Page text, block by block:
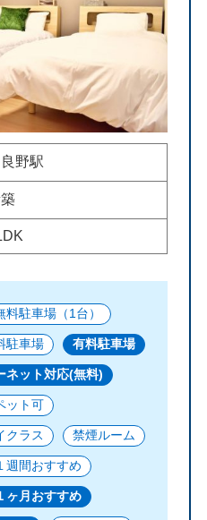
野駅
料駐車場（1台）
駐車場 有料駐車場
ネット対応(無料)
ット可
クラス 禁煙ルーム
週間おすすめ
ヶ月おすすめ